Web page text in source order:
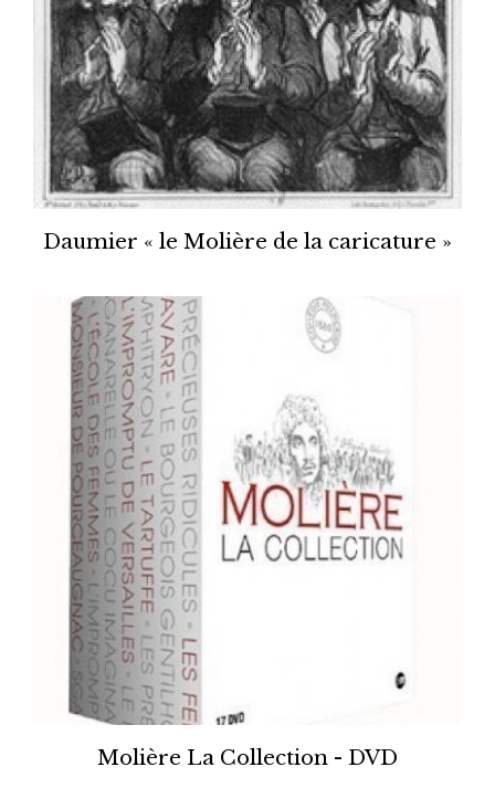
Daumier « le Molière de la caricature »
Molière La Collection - DVD